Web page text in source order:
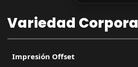
Variedad
Impresión Offset